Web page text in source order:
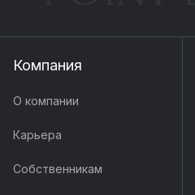
Компания
О компании
Карьера
Собственникам